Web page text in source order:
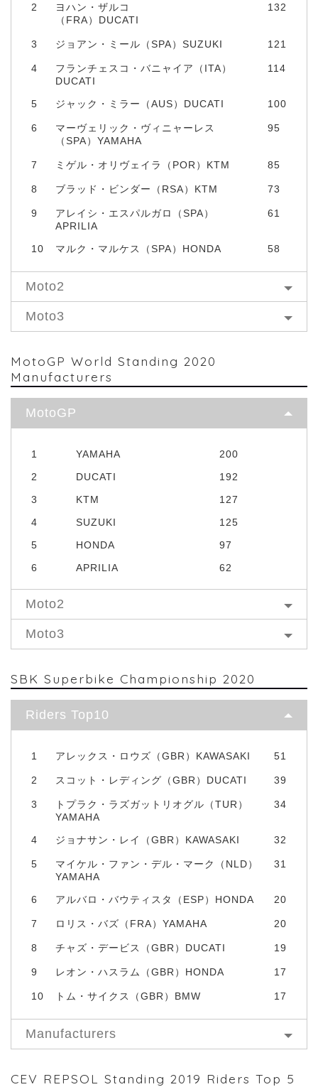
2
ヨハン・ザルコ
（FRA）DUCATI
132
3 ジョアン・ミール（SPA）SUZUKI 121
4
フランチェスコ・バニャイア（ITA）
DUCATI
114
5 ジャック・ミラー（AUS）DUCATI 100
6
マーヴェリック・ヴィニャーレス
（SPA）YAMAHA
95
7 ミゲル・オリヴェイラ（POR）KTM 85
8 ブラッド・ビンダー（RSA）KTM 73
9
アレイシ・エスパルガロ（SPA）
APRILIA
61
10 マルク・マルケス（SPA）HONDA 58
Moto2
Moto3
MotoGP World Standing 2020
Manufacturers
MotoGP
1 YAMAHA
200
2
DUCATI
192
3
KTM
127
4
SUZUKI
125
5
HONDA
97
6
APRILIA 62
Moto2
Moto3
SBK Superbike Championship 2020
Riders Top10
1 アレックス・ロウズ（GBR）KAWASAKI 51
2 スコット・レディング（GBR）DUCATI 39
3
トプラク・ラズガットリオグル（TUR）
YAMAHA
34
4 ジョナサン・レイ（GBR）KAWASAKI 32
5
マイケル・ファン・デル・マーク（NLD）
YAMAHA
31
6 アルバロ・バウティスタ（ESP）HONDA 20
7 ロリス・バズ（FRA）YAMAHA 20
8 チャズ・デービス（GBR）DUCATI 19
9 レオン・ハスラム（GBR）HONDA 17
10 トム・サイクス（GBR）BMW 17
Manufacturers
CEV REPSOL Standing 2019 Riders Top 5